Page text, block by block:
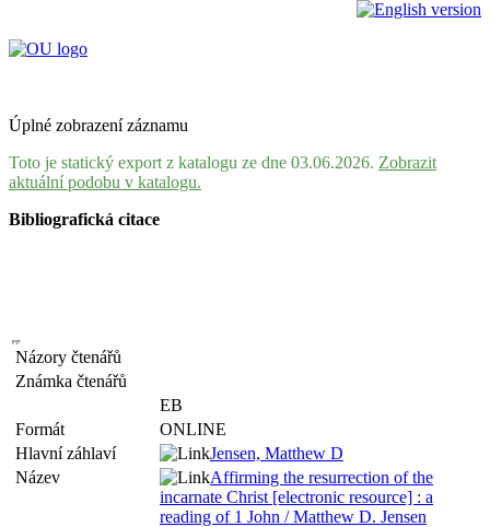
Úplné zobrazení záznamu
Toto je statický export z katalogu ze dne 03.06.2026. Zobrazit
aktuální podobu v katalogu.
Bibliografická citace
Názory čtenářů
Známka čtenářů
EB
Formát
ONLINE
Hlavní záhlaví
Jensen, Matthew D
Název
Affirming the resurrection of the
incarnate Christ [electronic resource] : a
reading of 1 John / Matthew D. Jensen